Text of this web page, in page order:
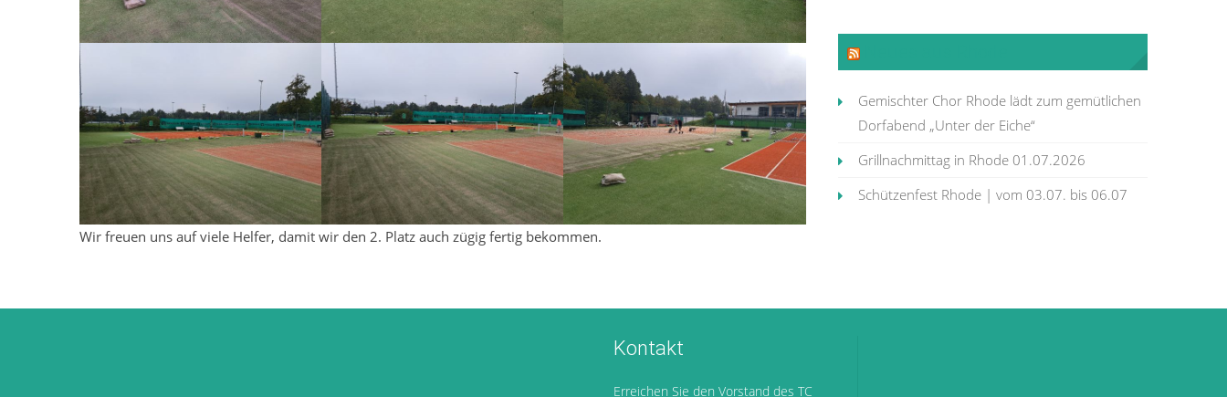
Wir freuen uns auf viele Helfer, damit wir den 2. Platz auch zügig fertig bekommen.
Gemischter Chor Rhode lädt zum gemütlichen
Dorfabend „Unter der Eiche“
Grillnachmittag in Rhode 01.07.2026
Schützenfest Rhode | vom 03.07. bis 06.07
Kontakt
Erreichen Sie den Vorstand des TC